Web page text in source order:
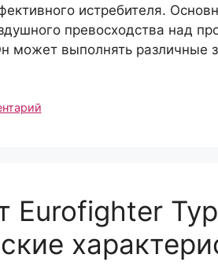
истребителя.
превосходства над
может выполнять различные
Eurofighter